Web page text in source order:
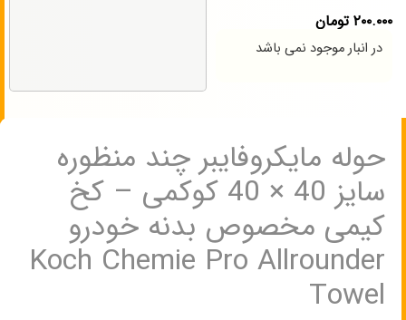
۲۰۰.۰۰۰ تومان
در انبار موجود نمی باشد
حوله مایکروفایبر چند منظوره
سایز 40 × 40 کوکمی – کخ
کیمی مخصوص بدنه خودرو
Koch Chemie Pro Allrounder
Towel